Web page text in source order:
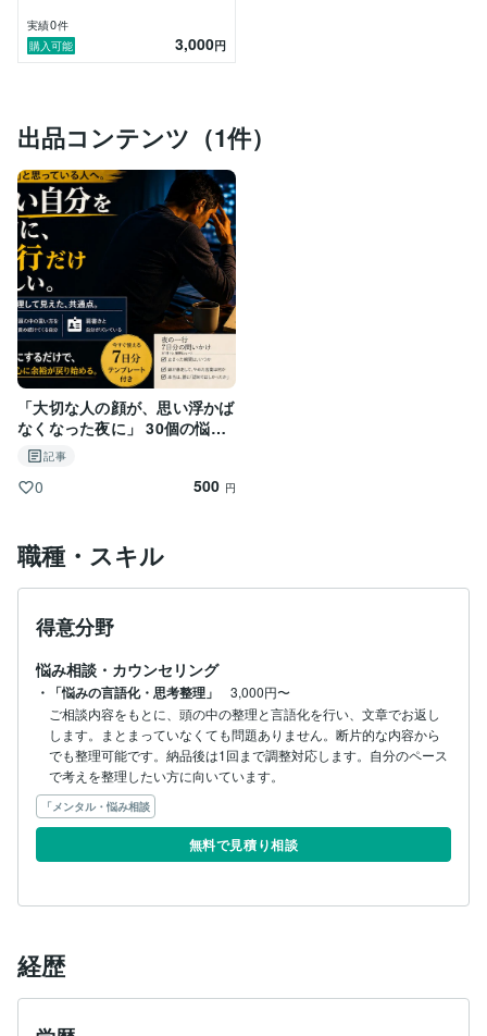
だからこのサービスでは
「ただ聞く」だけでも、「整った答えを返す」だけでも
あなたの中にあるものを一緒にほどいて、
・今どんな状態なのか
・どこで止まっているのか
・何が引っかかっているのか
・本当は何を大切にしたいのか
を整理し、文章として見える形でお返しします。
うまく話せなくても大丈夫です。
まとまっていなくても問題ありません。
断片的でも、短くても大丈夫です。
むしろ、その状態から整理することに意味があります。
【このサービスで得られるもの】
・頭の中の整理された状態
・自分の状況の言語化
・次にどう考えればいいかの方向性
・あとから読み返せる文章
・何に悩んでいるのか分からない
・考えがまとまらず動けない
・AIに相談してみたけど、なぜかスッキリしない
・電話が苦手で、自分のペースで相談したい
【向いていない方】
・すぐに答えだけほしい方
・強く背中を押してほしい方
・医療的な判断や診断を求めている方
一人で考えていると、同じところをぐるぐる回ってしま
うことがあります。
AIに聞いても、整いすぎていて自分の言葉にならないこ
無理に前に進む必要はありません。
まずは「今どうなっているのか」を一緒に整えるところ
から。
実績0件
購入可能
3,000円
出品コンテンツ（1件）
「大切な人の顔が、思い浮かば
なくなった夜に」 30個の悩み
から見えた、動けない人の共通
点と解決方法
記事
0 500 円
職種・スキル
得意分野
悩み相談・カウンセリング
・「悩みの言語化・思考整理」
3,000円〜
ご相談内容をもとに、頭の中の整理と言語化を行い、文章でお返し
します。まとまっていなくても問題ありません。断片的な内容から
でも整理可能です。納品後は1回まで調整対応します。自分のペース
で考えを整理したい方に向いています。
「メンタル・悩み相談
無料で見積り相談
経歴